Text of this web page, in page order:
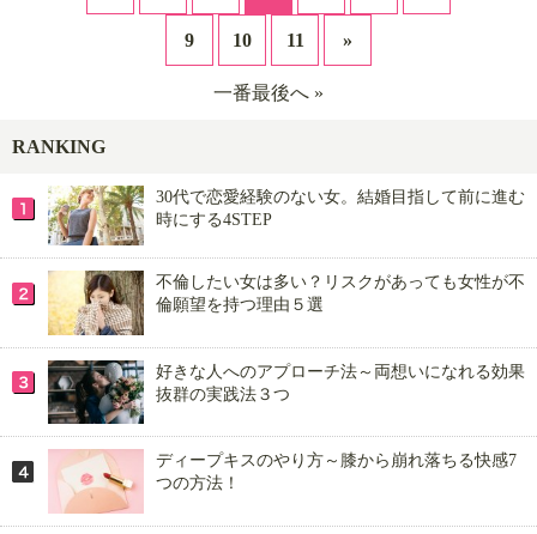
9 10 11 »
一番最後へ »
RANKING
30代で恋愛経験のない女。結婚目指して前に進む
時にする4STEP
不倫したい女は多い？リスクがあっても女性が不
倫願望を持つ理由５選
好きな人へのアプローチ法～両想いになれる効果
抜群の実践法３つ
ディープキスのやり方～膝から崩れ落ちる快感7
つの方法！